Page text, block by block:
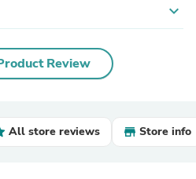
expand_more
Review
All store reviews Store info